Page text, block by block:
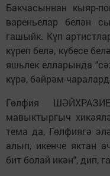
Бакчасыннан кыяр-
вареньелар белән
гашыйк. Күп
күреп белә, күбесе
яшьлек елларында
күрә, бәйрәм-
Гөлфия
мавыктыргыч
тема да, Гөлфиягә
алып, икенче яктан
бит болай икән", дип,